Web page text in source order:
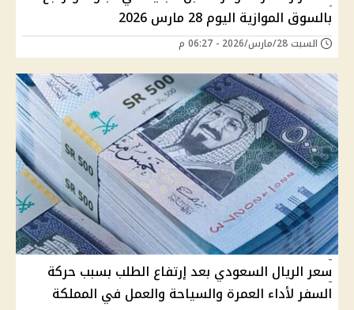
بالسوق الموازية اليوم 28 مارس 2026
السبت 28/مارس/2026 - 06:27 م
سعر الريال السعودي بعد إرتفاع الطلب بسبب حركة
السفر لأداء العمرة والسياحة والعمل في المملكة